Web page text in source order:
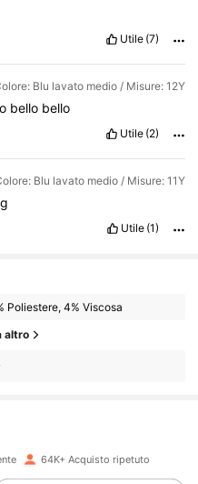
Utile (7)
Blu lavato medio / Misure: 12Y
bello bello
Utile (2)
Blu lavato medio / Misure: 11Y
Utile (1)
Poliestere, 4% Viscosa
altro
64K+ Acquisto ripetuto